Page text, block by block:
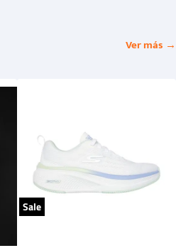
Ver más →
Sale